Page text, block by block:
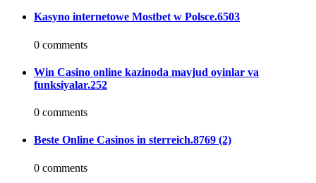
Kasyno internetowe Mostbet w Polsce.6503
0 comments
Win Casino online kazinoda mavjud oyinlar va
funksiyalar.252
0 comments
Beste Online Casinos in sterreich.8769 (2)
0 comments